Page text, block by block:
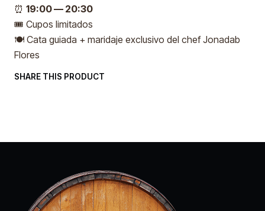
⏰ 19:00 — 20:30
🎟️ Cupos limitados
🍽️ Cata guiada + maridaje exclusivo del chef Jonadab
Flores
SHARE THIS PRODUCT